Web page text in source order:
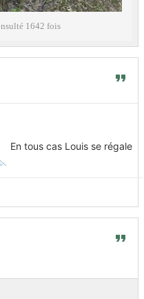
1642 fois
En tous cas Louis se régale